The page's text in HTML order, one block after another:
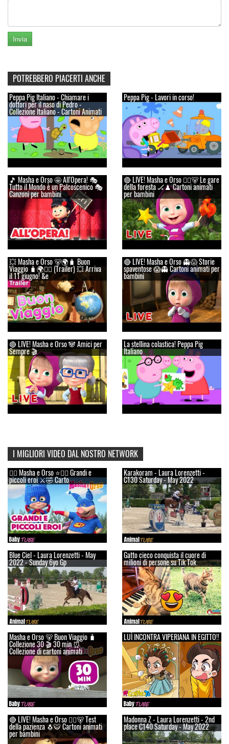
POTREBBERO PIACERTI ANCHE
Peppa Pig Italiano - Chiamare i
dottori per il naso di Pedro -
Collezione Italiano - Cartoni Animati
Peppa Pig - Lavori in corso!
🎵 Masha e Orso 🤩 All'Opera! 🎭
Tutto il Mondo è un Palcoscenico 🎭
Canzoni per bambini
🔴 LIVE! Masha e Orso 👱‍♀️🐻 Le gare
della foresta 🏒♟ Cartoni animati
per bambini
💥 Masha e Orso 🐻🌍🧳 Buon
Viaggio 🧳🌍👱‍♀️ (Trailer) 💥 Arriva
il 11 giugno! &e
🔴 LIVE! Masha e Orso 👻😱 Storie
spaventose 😱👻 Cartoni animati per
bambini
🔴 LIVE! Masha e Orso 🐼 Amici per
Sempre 🎬
La stellina colastica! Peppa Pig
Italiano
I MIGLIORI VIDEO DAL NOSTRO NETWORK
👱‍♀️ Masha e Orso ⭐🦸‍♀️ Grandi e
piccoli eroi ⚔️🤣 Carto
Karakoram - Laura Lorenzetti -
C130 Saturday - May 2022
Blue Ciel - Laura Lorenzetti - May
2022 - Sunday 6yo Gp
Gatto cieco conquista il cuore di
milioni di persone su Tik Tok
Masha e Orso 🐻 Buon Viaggio 🧳
Сollezione 30 🎬 30 min ⏰
Collezione di cartoni animati
LUÌ INCONTRA VIPERIANA IN EGITTO!!
🔴 LIVE! Masha e Orso 👱‍♀️🐻 Test
della pazienza 🐧🐯 Cartoni animati
per bambini
Madonna Z - Laura Lorenzetti - 2nd
place C140 Saturday - May 2022